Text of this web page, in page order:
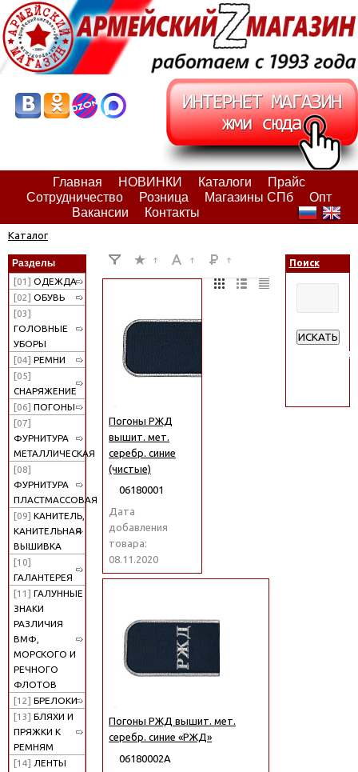
Главная НОВИНКИ Каталоги
Прайс
Сотрудничество
Розница Магазины СПб
Опт
Вакансии
Контакты
Каталог
Разделы
[01] ОДЕЖДА
[02] ОБУВЬ
[03]
ГОЛОВНЫЕ
УБОРЫ
[04] РЕМНИ
[05]
СНАРЯЖЕНИЕ
[06] ПОГОНЫ
[07]
ФУРНИТУРА
МЕТАЛЛИЧЕСКАЯ
[08]
ФУРНИТУРА
ПЛАСТМАССОВАЯ
[09] КАНИТЕЛЬ,
КАНИТЕЛЬНАЯ
ВЫШИВКА
[10]
ГАЛАНТЕРЕЯ
[11] ГАЛУННЫЕ
ЗНАКИ
РАЗЛИЧИЯ
ВМФ,
МОРСКОГО И
РЕЧНОГО
ФЛОТОВ
[12] БРЕЛОКИ
[13] БЛЯХИ И
ПРЯЖКИ К
РЕМНЯМ
[14] ЛЕНТЫ
Погоны РЖД
вышит. мет.
серебр. синие
(чистые)
06180001
Дата
добавления
товара:
08.11.2020
Погоны РЖД вышит. мет.
серебр. синие «РЖД»
06180002А
Поиск
ИСКАТЬ